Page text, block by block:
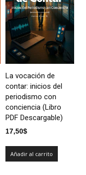
La vocación de
contar: inicios del
periodismo con
conciencia (Libro
PDF Descargable)
17,50$
Añadir al carrito